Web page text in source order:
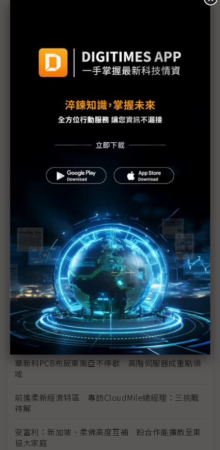
展「角色論」
大眾控搶搭柔新經濟特區熱潮 不排除配合客戶擴大
新加坡K&S副總裁張贊彬證實 與台灣先進封裝龍頭
柔新經濟特區盼成「熱帶地區」AI資料中心典範
精成科談日本、星馬發展策略 盼柔新特區緩解人才
OpenAI新加坡招兵買馬 亞太總部地位何以快速攀
聯發科新晶片日月光吃補 一季橫掃全年高階機台訂
單
車用、工控晶片谷底翻轉 關稅仍是最大未爆彈
AI伺服器前進柔新特區最先鋒 專訪緯穎馬來西亞總
經理劉永興
Synopsys談東南亞IC設計：新加坡大廠進駐、馬國群
雄並起
華新科PCB布局東南亞不停歇 高階伺服器成重點領
域
前進柔新經濟特區 專訪CloudMile總經理：三挑戰
待解
安富利：新加坡、柔佛高度互補 盼合作能擴散至東
協大家庭